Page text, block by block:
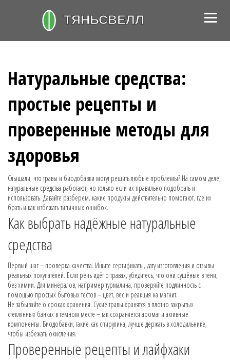
Натуральные средства:
простые рецепты и
проверенные методы для
здоровья
Слышали, что травы и биодобавки могут решить любые проблемы? На самом деле,
натуральные средства работают, но только если их правильно подобрать и
использовать. Давайте разберём, какие продукты действительно помогают, где их
брать и как избежать типичных ошибок.
Как выбрать надёжные натуральные
средства
Первый шаг – проверка качества. Ищите сертификаты, дату изготовления и отзывы
реальных покупателей. Если речь идёт о травах, убедитесь, что они сушёные в тени,
без химии. Для минералов, например турмалина, проверяйте подлинность с
помощью простых бытовых тестов – цвет, вес и реакция на магнит.
Не забывайте о сроках хранения. Сухие травы хранятся в плотно закрытых
стеклянных банках в темном месте – так сохраняется аромат и активные
компоненты. Биодобавки, такие как спирулина, лучше держать в холодильнике,
чтобы избежать окисления.
Проверенные рецепты и лайфхаки